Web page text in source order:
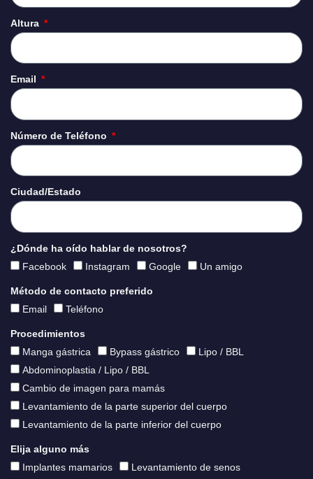
Altura
Email
Número de Teléfono
Ciudad/Estado
¿Dónde ha oído hablar de nosotros?
Facebook
Instagram Google Un amigo
Método de contacto preferido
Email
Teléfono
Procedimientos
Manga gástrica
Bypass gástrico
Lipo / BBL
Abdominoplastia / Lipo / BBL
Cambio de imagen para mamás
Levantamiento de la parte superior del cuerpo
Levantamiento de la parte inferior del cuerpo
Elija alguno más
Implantes mamarios
Levantamiento de senos